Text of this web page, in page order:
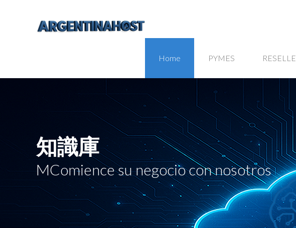
Home PYMES
知識庫
MComience su negocio con nosotros